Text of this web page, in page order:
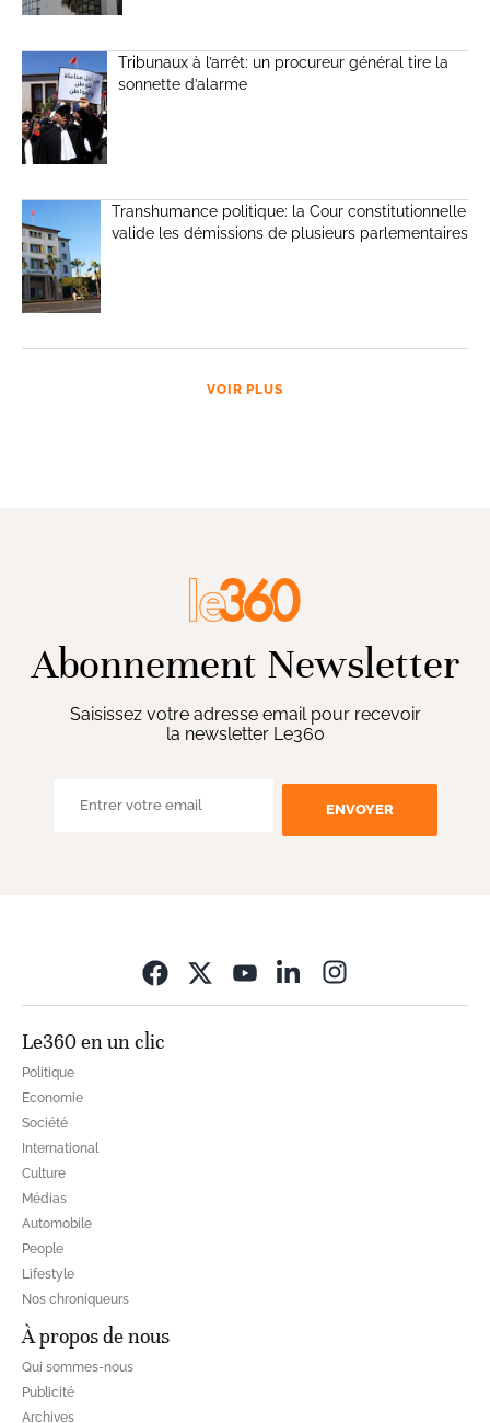
Tribunaux à l’arrêt: un procureur général tire la
sonnette d’alarme
Transhumance politique: la Cour constitutionnelle
valide les démissions de plusieurs parlementaires
VOIR PLUS
Abonnement Newsletter
Saisissez votre adresse email pour recevoir
la newsletter Le360
ENVOYER
Le360 en un clic
Politique
Economie
Société
International
Culture
Médias
Automobile
People
Lifestyle
Nos chroniqueurs
À propos de nous
Qui sommes-nous
Publicité
Archives